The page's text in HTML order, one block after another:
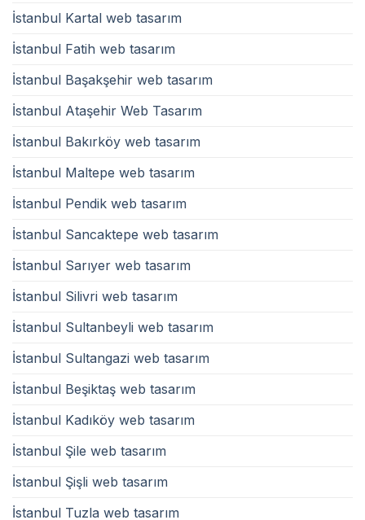
İstanbul Kartal web tasarım
İstanbul Fatih web tasarım
İstanbul Başakşehir web tasarım
İstanbul Ataşehir Web Tasarım
İstanbul Bakırköy web tasarım
İstanbul Maltepe web tasarım
İstanbul Pendik web tasarım
İstanbul Sancaktepe web tasarım
İstanbul Sarıyer web tasarım
İstanbul Silivri web tasarım
İstanbul Sultanbeyli web tasarım
İstanbul Sultangazi web tasarım
İstanbul Beşiktaş web tasarım
İstanbul Kadıköy web tasarım
İstanbul Şile web tasarım
İstanbul Şişli web tasarım
İstanbul Tuzla web tasarım